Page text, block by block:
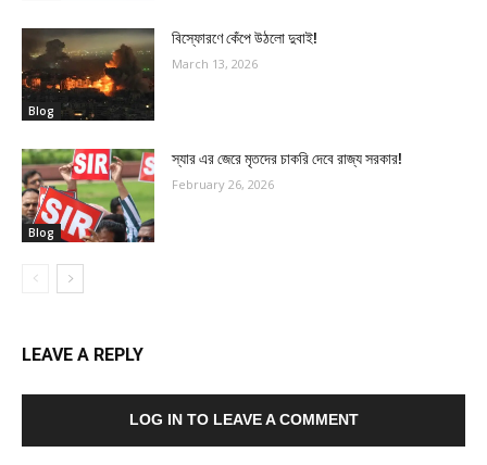
Blog
বিস্ফোরণে কেঁপে উঠলো দুবাই!
March 13, 2026
Blog
স্যার এর জেরে মৃতদের চাকরি দেবে রাজ্য সরকার!
February 26, 2026
LEAVE A REPLY
LOG IN TO LEAVE A COMMENT